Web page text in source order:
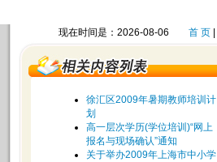
现在时间是：2026-08-06 首 页|
徐汇区2009年暑期教师培训计
划
高一层次学历(学位培训)“网上
报名与现场确认”通知
关于举办2009年上海市中小学